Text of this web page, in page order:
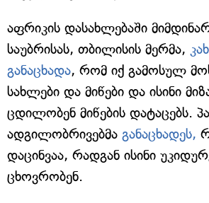
აფრიკის დასახლებაში
საუბრისას, თბილისის მერმა,
განაცხადა, რომ იქ გამოსულ
სახლები და მიწები და ისინი
ცდილობენ მიწების დატაცებს.
ადგილობრივებმა განაცხადეს,
დაცინვაა, რადგან ისინი
ცხოვრობენ.